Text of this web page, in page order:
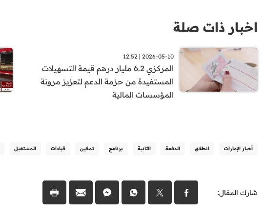
اخبار ذات صلة
2026-05-10 | 12:52
المركزي 6.2 مليار درهم قيمة التسهيلات
المستفيدة من حزمة الدعم لتعزيز مرونة
المؤسسات المالية
أخبار الإمارات انطلاق الدفعة الثانية برنامج تمكين قيادات المستقبل
شارك المقال: